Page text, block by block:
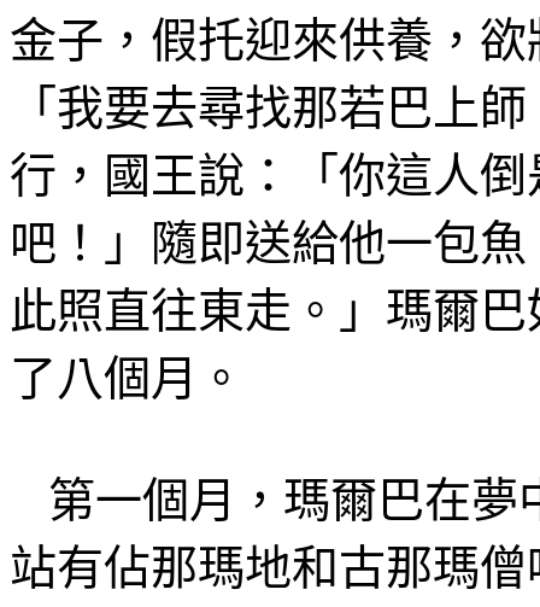
金子，假托迎來供養，
「我要去尋找那若巴上
行，國王說：「你這人
吧！」隨即送給他一包魚
此照直往東走 。」 瑪爾
了八個月。
第一個月， 瑪爾巴在夢
站有佔那瑪地和古那瑪僧